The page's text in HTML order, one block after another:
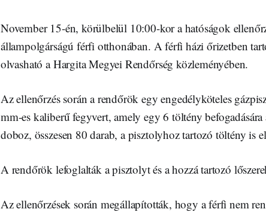
November 15-én, körülbelül 10:00-kor a hatóságok
állampolgárságú férfi otthonában. A férfi házi őrizetben
olvasható a Hargita Megyei Rendőrség közleményében.
Az ellenőrzés során a rendőrök egy engedélyköteles
mm-es kaliberű fegyvert, amely egy 6 töltény
doboz, összesen 80 darab, a pisztolyhoz tartozó töltény is
A rendőrök lefoglalták a pisztolyt és a hozzá tartozó
Az ellenőrzések során megállapították, hogy a férfi nem